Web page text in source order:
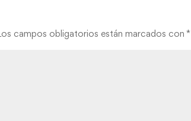
Los campos obligatorios están marcados con*